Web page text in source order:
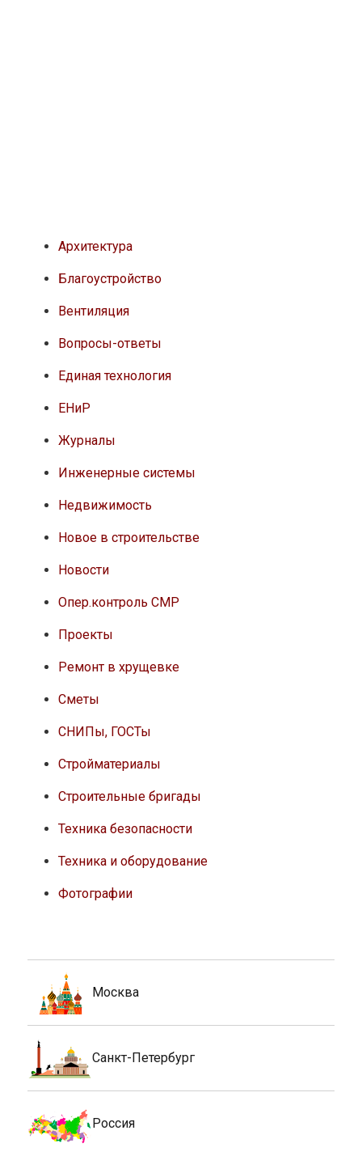
Архитектура
Благоустройство
Вентиляция
Вопросы-ответы
Единая технология
ЕНиР
Журналы
Инженерные системы
Недвижимость
Новое в строительстве
Новости
Опер.контроль СМР
Проекты
Ремонт в хрущевке
Сметы
СНИПы, ГОСТы
Стройматериалы
Строительные бригады
Техника безопасности
Техника и оборудование
Фотографии
Москва
Санкт-Петербург
Россия